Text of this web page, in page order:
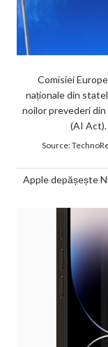
Comisiei
naționale din
noilor prevederi
(AI
Source:
Apple depășește